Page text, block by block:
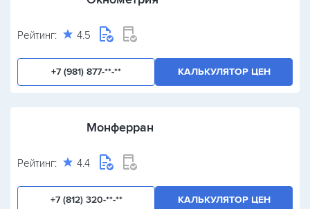
Рейтинг: 4.5
+7 (981) 877-**-** КАЛЬКУЛЯТОР ЦЕН
Монферран
Рейтинг: 4.4
+7 (812) 320-**-** КАЛЬКУЛЯТОР ЦЕН